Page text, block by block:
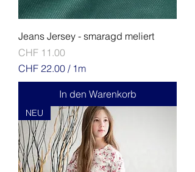
Jeans Jersey - smaragd meliert
Preis
CHF 11.00
CHF 22.00 / 1m
C
2
2
.
0
In den Warenkorb
NEU